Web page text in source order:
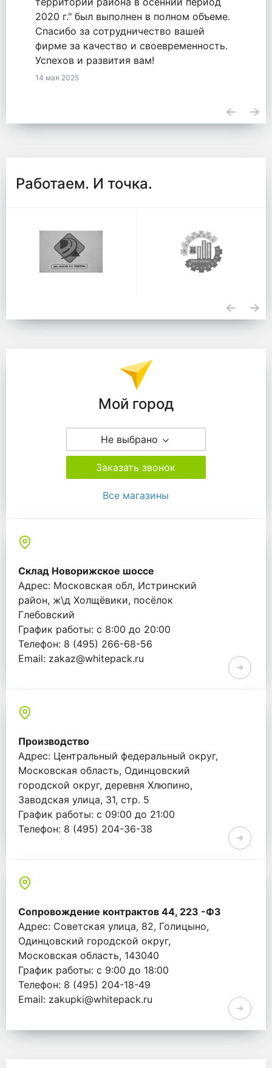
2771548855820000050 от 18.09.2020.
23 апреля 2025
Работаем. И точка.
Мой город
Не выбрано
Заказать звонок
Все магазины
Склад Новорижское шоссе
Адрес: Московская обл, Истринский
район, ж\д Холщёвики, посёлок
Глебовский
График работы: с 8:00 до 20:00
Телефон: 8 (495) 266-68-56
Email: zakaz@whitepack.ru
Производство
Адрес: Центральный федеральный округ,
Московская область, Одинцовский
городской округ, деревня Хлюпино,
Заводская улица, 31, стр. 5
График работы: с 09:00 до 21:00
Телефон: 8 (495) 204-36-38
Сопровождение контрактов 44, 223 -ФЗ
Адрес: Советская улица, 82, Голицыно,
Одинцовский городской округ,
Московская область, 143040
График работы: с 9:00 до 18:00
Телефон: 8 (495) 204-18-49
Email: zakupki@whitepack.ru